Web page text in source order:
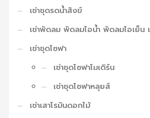
เช่าชุดรดน้ำสังข์
เช่าพัดลม พัดลมไอน้ำ พัดลมไอเย็น
เช่าชุดโซฟา
เช่าชุดโซฟาโมเดิร์น
เช่าชุดโซฟาหลุยส์
เช่าเสาโรมันดอกไม้